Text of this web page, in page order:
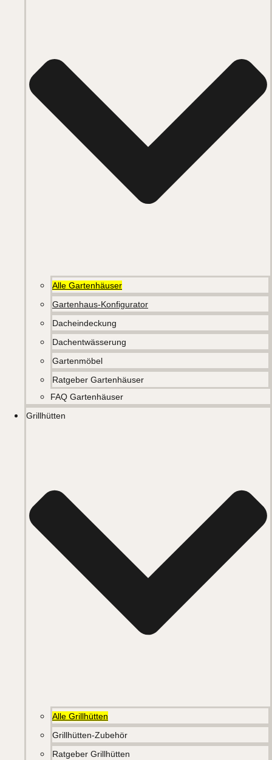
Alle Gartenhäuser
Gartenhaus-Konfigurator
Dacheindeckung
Dachentwässerung
Gartenmöbel
Ratgeber Gartenhäuser
FAQ Gartenhäuser
Grillhütten
Alle Grillhütten
Grillhütten-Zubehör
Ratgeber Grillhütten